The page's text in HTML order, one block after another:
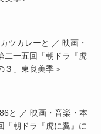
ツカレーと ／ 映画・
二一五回「朝ドラ『虎
３」東良美季＞
と ／ 映画・音楽・本
「朝ドラ『虎に翼』に